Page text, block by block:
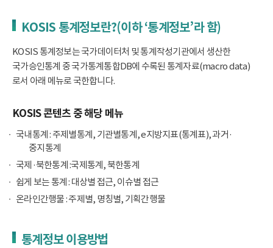
KOSIS 통계정보란?(이하 ‘통계정보’라 함)
KOSIS 통계정보는 국가데이터처 및 통계작성기관에서 생산한
국가승인통계 중 국가통계통합DB에 수록된 통계자료(macro data)
로서 아래 메뉴로 국한합니다.
KOSIS 콘텐츠 중 해당 메뉴
국내통계 : 주제별통계, 기관별통계, e지방지표(통계표), 과거·
중지통계
국제·북한통계 :국제통계, 북한통계
쉽게 보는 통계 : 대상별 접근, 이슈별 접근
온라인간행물 : 주제별, 명칭별, 기획간행물
통계정보 이용방법